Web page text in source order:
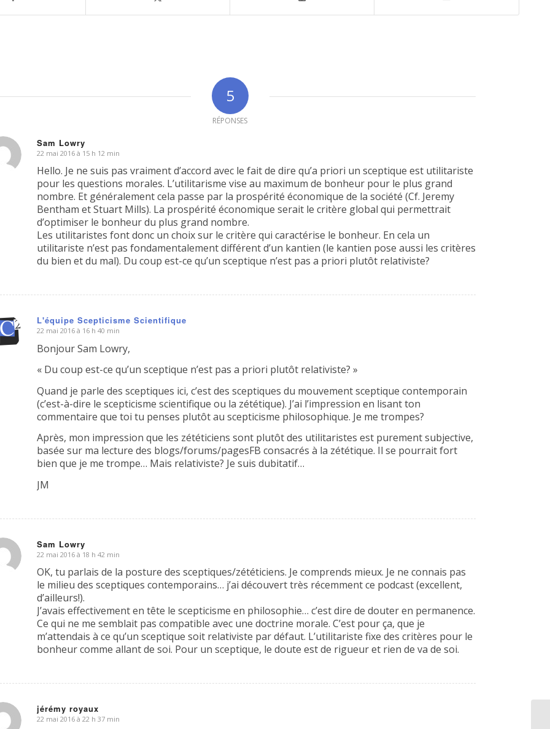
5
RÉPONSES
Sam Lowry
dit
22 mai 2016 à 15 h 12 min
Hello. Je ne suis pas vraiment d’accord avec le fait de dire qu’a priori un sceptique est utilitariste
pour les questions morales. L’utilitarisme vise au maximum de bonheur pour le plus grand
nombre. Et généralement cela passe par la prospérité économique de la société (Cf. Jeremy
Bentham et Stuart Mills). La prospérité économique serait le critère global qui permettrait
d’optimiser le bonheur du plus grand nombre.
Les utilitaristes font donc un choix sur le critère qui caractérise le bonheur. En cela un
utilitariste n’est pas fondamentalement différent d’un kantien (le kantien pose aussi les critères
du bien et du mal). Du coup est-ce qu’un sceptique n’est pas a priori plutôt relativiste?
L'équipe Scepticisme Scientifique
dit
22 mai 2016 à 16 h 40 min
Bonjour Sam Lowry,
« Du coup est-ce qu’un sceptique n’est pas a priori plutôt relativiste? »
Quand je parle des sceptiques ici, c’est des sceptiques du mouvement sceptique contemporain
(c’est-à-dire le scepticisme scientifique ou la zététique). J’ai l’impression en lisant ton
commentaire que toi tu penses plutôt au scepticisme philosophique. Je me trompes?
Après, mon impression que les zététiciens sont plutôt des utilitaristes est purement subjective,
basée sur ma lecture des blogs/forums/pagesFB consacrés à la zététique. Il se pourrait fort
bien que je me trompe… Mais relativiste? Je suis dubitatif…
JM
Sam Lowry
dit
22 mai 2016 à 18 h 42 min
OK, tu parlais de la posture des sceptiques/zététiciens. Je comprends mieux. Je ne connais pas
le milieu des sceptiques contemporains… j’ai découvert très récemment ce podcast (excellent,
d’ailleurs!).
J’avais effectivement en tête le scepticisme en philosophie… c’est dire de douter en permanence.
Ce qui ne me semblait pas compatible avec une doctrine morale. C’est pour ça, que je
m’attendais à ce qu’un sceptique soit relativiste par défaut. L’utilitariste fixe des critères pour le
bonheur comme allant de soi. Pour un sceptique, le doute est de rigueur et rien de va de soi.
jérémy royaux
dit
22 mai 2016 à 22 h 37 min